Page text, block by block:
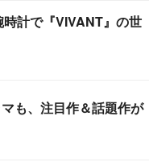
時計で『VIVANT』の世
も、注目作＆話題作が